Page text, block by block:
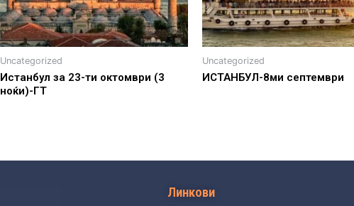
Uncategorized
Истанбул за 23-ти октомври (3
ноќи)-ГТ
Uncategorized
ИСТАНБУЛ-8ми септември
Линкови